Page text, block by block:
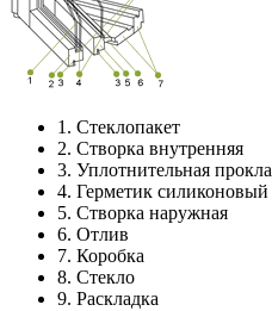
1. Стеклопакет
2. Створка внутренняя
3. Уплотнительная
4. Герметик силиконовый
5. Створка наружная
6. Отлив
7. Коробка
8. Стекло
9. Раскладка